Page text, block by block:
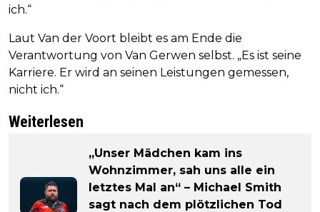
ich.“
Laut Van der Voort bleibt es am Ende die
Verantwortung von Van Gerwen selbst. „Es ist seine
Karriere. Er wird an seinen Leistungen gemessen,
nicht ich.“
Weiterlesen
„Unser Mädchen kam ins
Wohnzimmer, sah uns alle ein
letztes Mal an“ – Michael Smith
sagt nach dem plötzlichen Tod